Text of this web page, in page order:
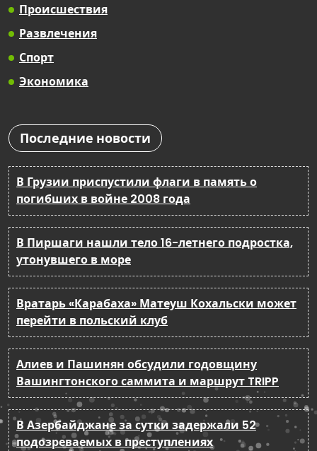
Происшествия
Развлечения
Спорт
Экономика
Последние новости
В Грузии приспустили флаги в память о
погибших в войне 2008 года
В Пиршаги нашли тело 16-летнего подростка,
утонувшего в море
Вратарь «Карабаха» Матеуш Кохальски может
перейти в польский клуб
Алиев и Пашинян обсудили годовщину
Вашингтонского саммита и маршрут TRIPP
В Азербайджане за сутки задержали 52
подозреваемых в преступлениях